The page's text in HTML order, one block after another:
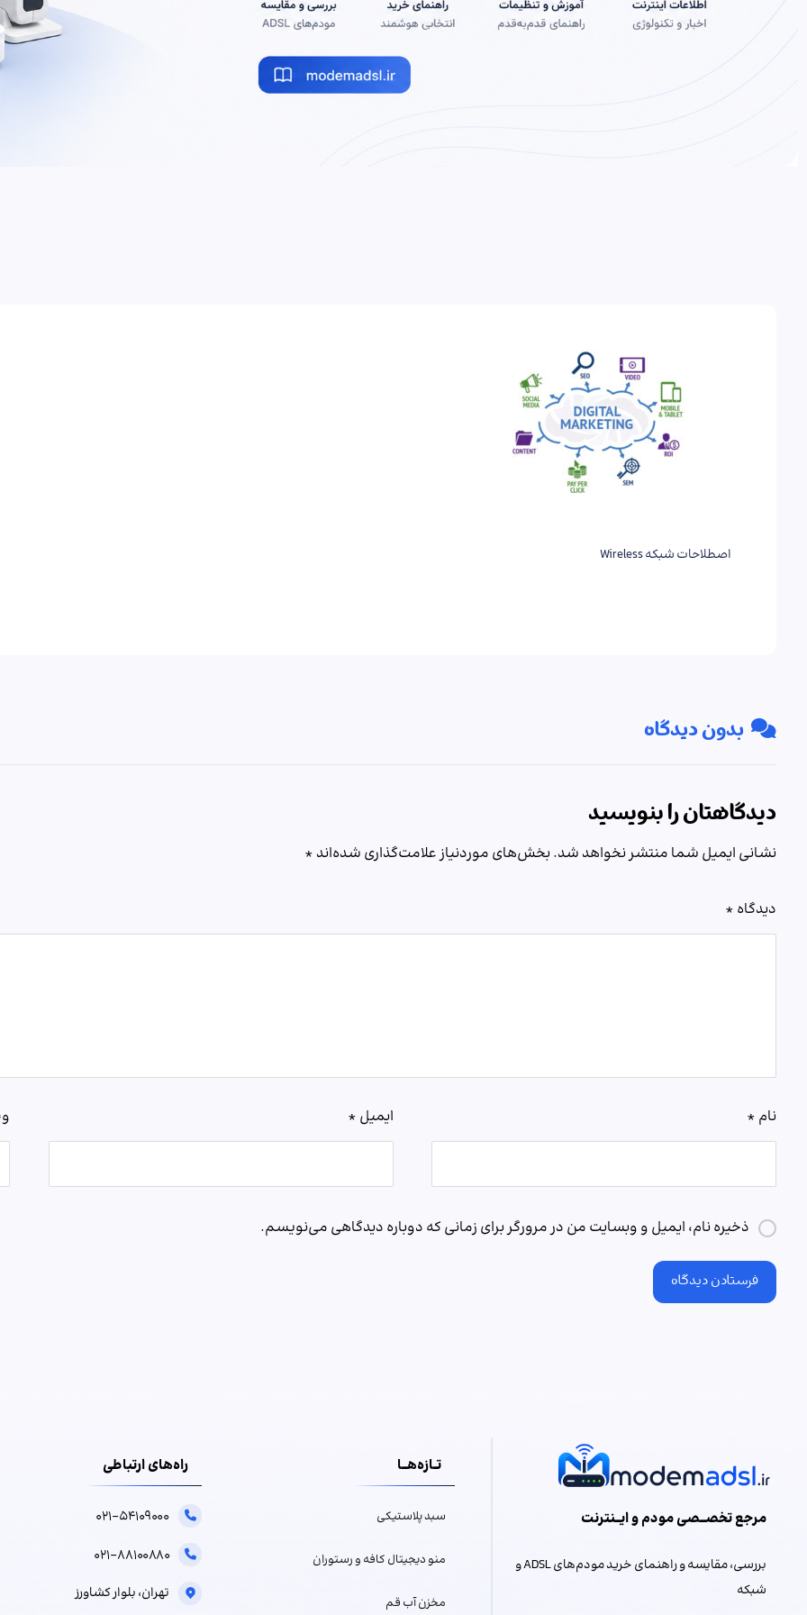
اصطلاحات شبکه Wireless
بدون دیدگاه
دیدگاهتان را بنویسید
نشانی ایمیل شما منتشر نخواهد شد.بخش‌های موردنیاز علامت‌گذاری شده‌اند *
دیدگاه *
نام * ایمیل *
ذخیره نام، ایمیل و وبسایت من در مرورگر برای زمانی که دوباره دیدگاهی می‌نویسم.
فرستادن دیدگاه
مرجع تخصـــصی مودم و ایـــنترنت
بررسی، مقایسه و راهنمای خرید مودم‌های ADSL و
شبکه
تــازه‌هـــا
سبد پلاستیکی
منو دیجیتال کافه و رستوران
مخزن آب قم
راه‌های ارتباطی
۰۲۱-۵۴۱۰۹۰۰۰
۰۲۱-۸۸۱۰۰۸۸۰
تهران، بلوار کشاورز